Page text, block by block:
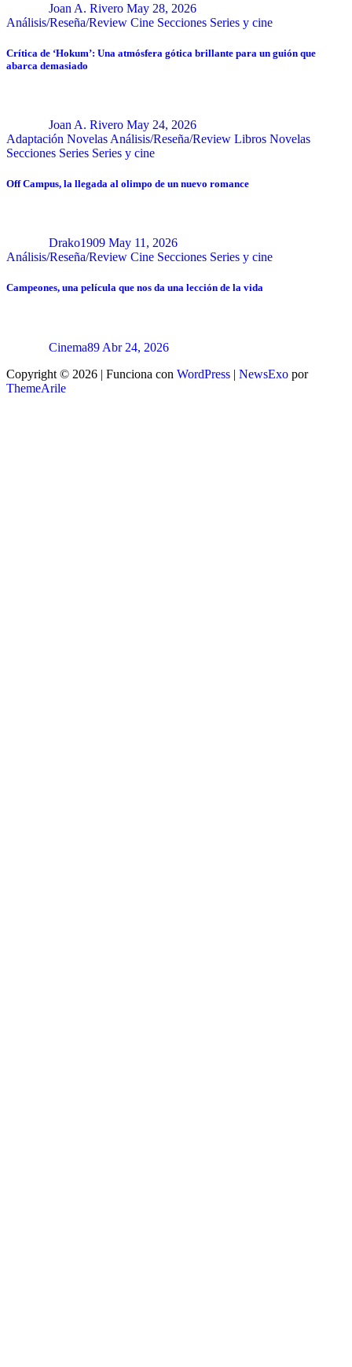
Joan A. Rivero May 28, 2026
Análisis/Reseña/Review Cine Secciones Series y cine
Crítica de ‘Hokum’: Una atmósfera gótica brillante para un guión que
abarca demasiado
Joan A. Rivero May 24, 2026
Adaptación Novelas Análisis/Reseña/Review Libros Novelas
Secciones Series Series y cine
Off Campus, la llegada al olimpo de un nuevo romance
Drako1909 May 11, 2026
Análisis/Reseña/Review Cine Secciones Series y cine
Campeones, una película que nos da una lección de la vida
Cinema89 Abr 24, 2026
Copyright © 2026 | Funciona con WordPress | NewsExo por
ThemeArile